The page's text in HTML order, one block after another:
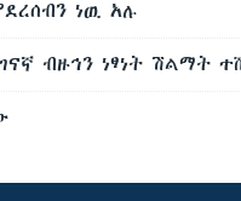
ነዉ አሉ
ብዙኅን ነፃነት ሽልማት